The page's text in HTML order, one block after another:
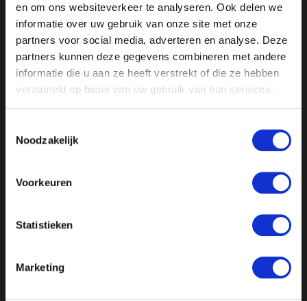
en om ons websiteverkeer te analyseren. Ook delen we
informatie over uw gebruik van onze site met onze
partners voor social media, adverteren en analyse. Deze
partners kunnen deze gegevens combineren met andere
informatie die u aan ze heeft verstrekt of die ze hebben
verzameld op basis van uw gebruik van hun services.
Noodzakelijk
Voorkeuren
Statistieken
Marketing
De asielcrisis sleept voort. De controversiële
Spreidingswet wordt in januari behandeld. De
BoerBurgerBeweging vervult een sleutelpositie. In de
studio premierskandidaat en BBB-Tweede Kamerlid
Mona Keijzer.
vrouwengevangenis gezet. Vrouwenrechtenactivist